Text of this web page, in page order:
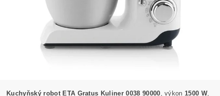
Kuchyňský robot ETA Gratus Kuliner 0038 90000 , výkon 1500 W,